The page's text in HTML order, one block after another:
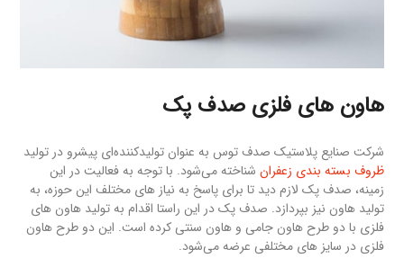
هاون های فلزی صدف پک
شرکت صنایع پلاستیک صدف توس به عنوان تولیدکننده‌ای پیشرو در تولید
ظروف بسته بندی زعفران شناخته می‌شود. با توجه به فعالیت در این
زمینه، صدف پک لازم دید تا برای پاسخ به نیاز های مختلف این حوزه، به
تولید هاون نیز بپردازد. صدف پک در این راستا اقدام به تولید هاون های
فلزی با دو طرح هاون جامی و هاون سنتی کرده است. این دو طرح هاون
فلزی در سایز های مختلفی عرضه می‌شود.